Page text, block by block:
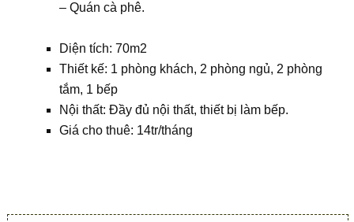
– Quán cà phê.
Diện tích: 70m2
Thiết kế: 1 phòng khách, 2 phòng ngủ, 2 phòng
tắm, 1 bếp
Nội thất: Đầy đủ nội thất, thiết bị làm bếp.
Giá cho thuê: 14tr/tháng